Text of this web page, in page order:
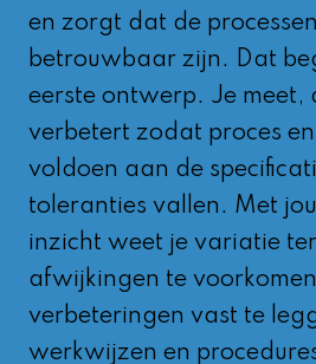
en zorgt dat de
betrouwbaar zijn. Dat
eerste ontwerp. Je meet,
verbetert zodat proces
voldoen aan de
toleranties vallen. Met
inzicht weet je variatie
afwijkingen te
verbeteringen vast te
werkwijzen en